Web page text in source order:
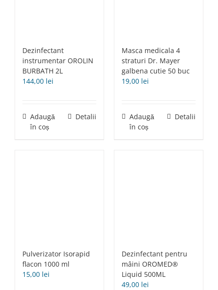
Dezinfectant
instrumentar OROLIN
BURBATH 2L
144,00 lei
Adaugă
în coș
Detalii
Masca medicala 4
straturi Dr. Mayer
galbena cutie 50 buc
19,00 lei
Adaugă
în coș
Detalii
Pulverizator Isorapid
flacon 1000 ml
15,00 lei
Dezinfectant pentru
mâini OROMED®
Liquid 500ML
49,00 lei